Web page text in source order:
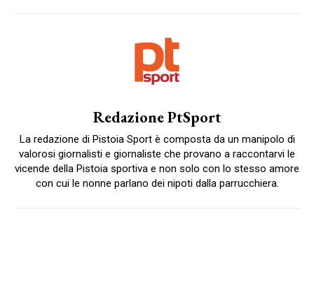
Redazione PtSport
La redazione di Pistoia Sport è composta da un manipolo di
valorosi giornalisti e giornaliste che provano a raccontarvi le
vicende della Pistoia sportiva e non solo con lo stesso amore
con cui le nonne parlano dei nipoti dalla parrucchiera.